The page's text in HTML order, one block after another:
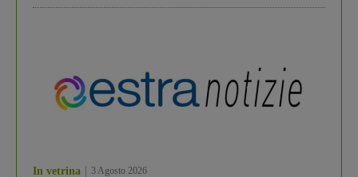
In vetrina 3 Agosto 2026